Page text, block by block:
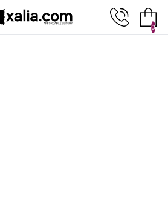
0
ΣΕ ΕΠΙΛΕΓΜΕΝΑ ΠΡΟΪΟΝΤΑ